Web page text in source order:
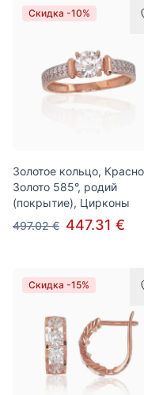
Скидка -10%
Золотое кольцо,
Золото 585°, родий
(покрытие), Цирконы
497.02 € 447.31 €
Скидка -15%